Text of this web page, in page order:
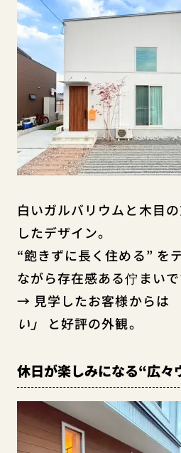
白いガルバリウムと木目
したデザイン。
“飽きずに長く住める” を
ながら存在感ある佇まいで
→ 見学したお客様からは
い」
と好評の外観。
休日が楽しみになる“広々